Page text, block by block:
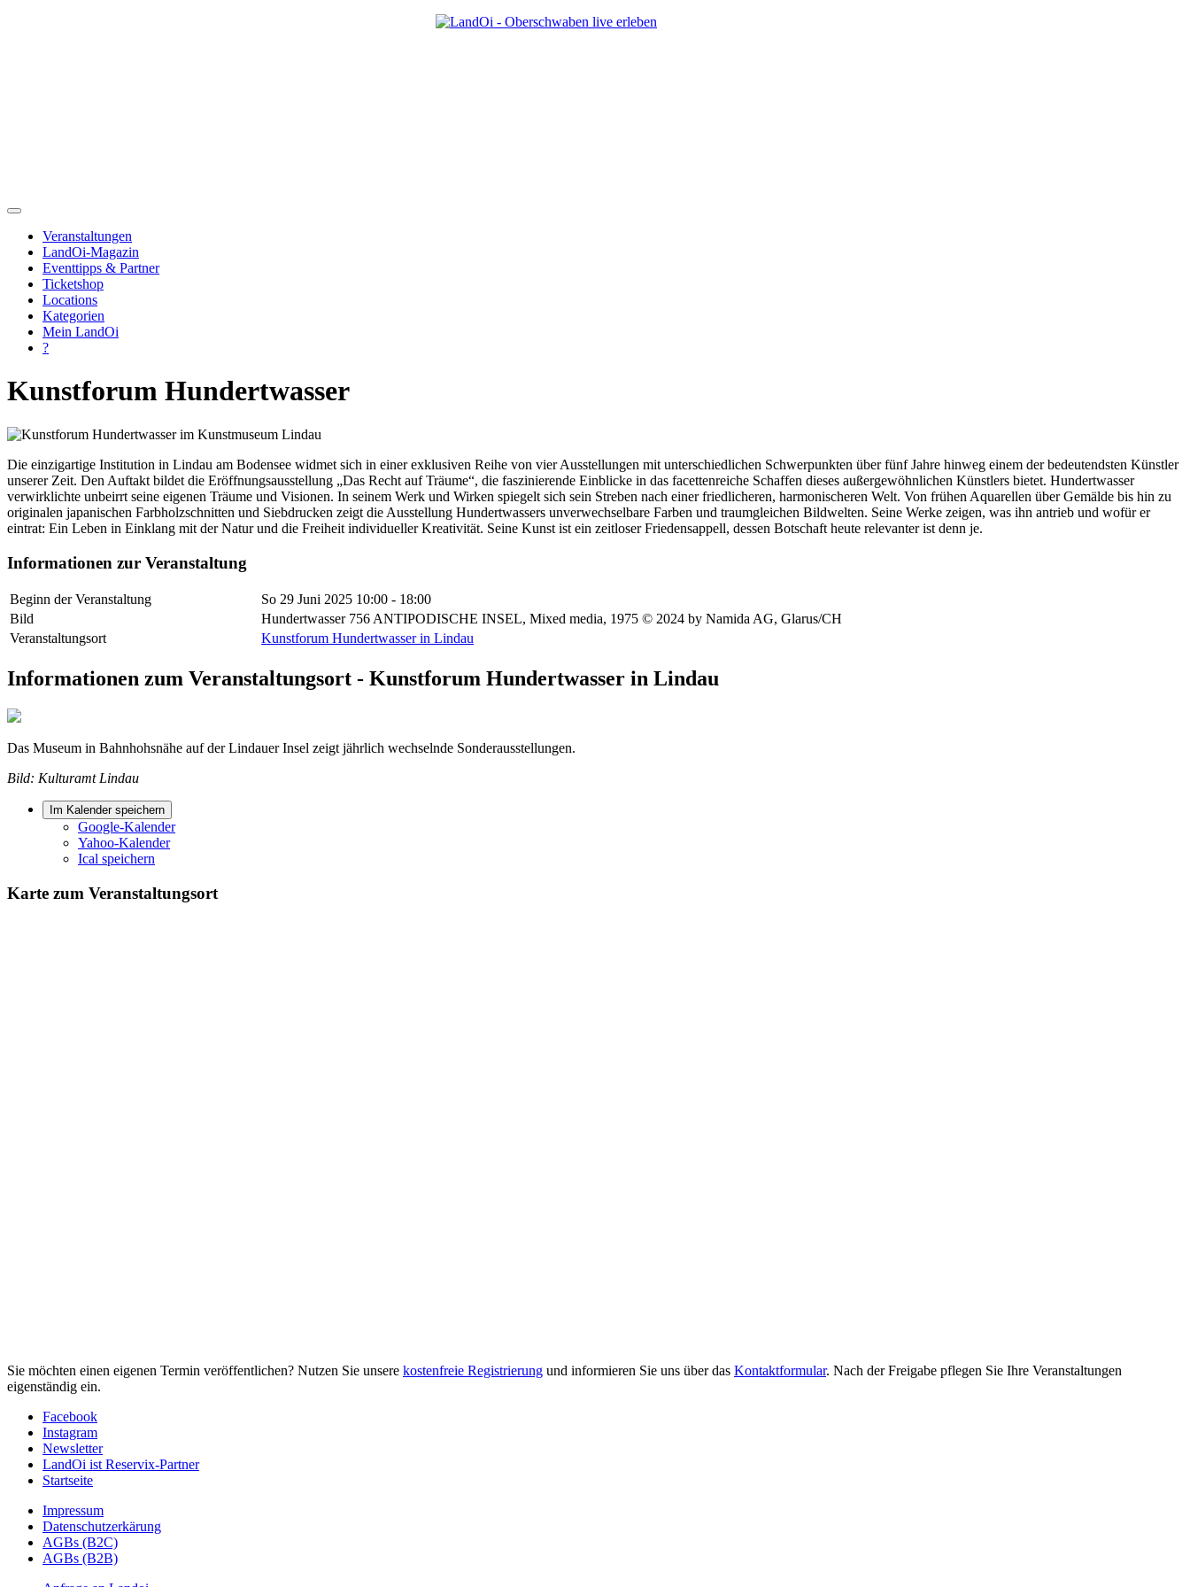
Veranstaltungen
LandOi-Magazin
Eventtipps & Partner
Ticketshop
Locations
Kategorien
Mein LandOi
?
Kunstforum Hundertwasser
Die einzigartige Institution in Lindau am Bodensee widmet sich in einer exklusiven Reihe von vier Ausstellungen mit unterschiedlichen Schwerpunkten über fünf Jahre hinweg einem der bedeutendsten Künstler
unserer Zeit. Den Auftakt bildet die Eröffnungsausstellung „Das Recht auf Träume“, die faszinierende Einblicke in das facettenreiche Schaffen dieses außergewöhnlichen Künstlers bietet. Hundertwasser
verwirklichte unbeirrt seine eigenen Träume und Visionen. In seinem Werk und Wirken spiegelt sich sein Streben nach einer friedlicheren, harmonischeren Welt. Von frühen Aquarellen über Gemälde bis hin zu
originalen japanischen Farbholzschnitten und Siebdrucken zeigt die Ausstellung Hundertwassers unverwechselbare Farben und traumgleichen Bildwelten. Seine Werke zeigen, was ihn antrieb und wofür er
eintrat: Ein Leben in Einklang mit der Natur und die Freiheit individueller Kreativität. Seine Kunst ist ein zeitloser Friedensappell, dessen Botschaft heute relevanter ist denn je.
Informationen zur Veranstaltung
Beginn der Veranstaltung So 29 Juni 2025 10:00 - 18:00
Bild
Hundertwasser 756 ANTIPODISCHE INSEL, Mixed media, 1975 © 2024 by Namida AG, Glarus/CH
Veranstaltungsort
Kunstforum Hundertwasser in Lindau
Informationen zum Veranstaltungsort - Kunstforum Hundertwasser in Lindau
Das Museum in Bahnhohsnähe auf der Lindauer Insel zeigt jährlich wechselnde Sonderausstellungen.
Bild: Kulturamt Lindau
Im Kalender speichern
Google-Kalender
Yahoo-Kalender
Ical speichern
Karte zum Veranstaltungsort
Sie möchten einen eigenen Termin veröffentlichen? Nutzen Sie unsere kostenfreie Registrierung und informieren Sie uns über das Kontaktformular. Nach der Freigabe pflegen Sie Ihre Veranstaltungen
eigenständig ein.
Facebook
Instagram
Newsletter
LandOi ist Reservix-Partner
Startseite
Impressum
Datenschutzerkärung
AGBs (B2C)
AGBs (B2B)